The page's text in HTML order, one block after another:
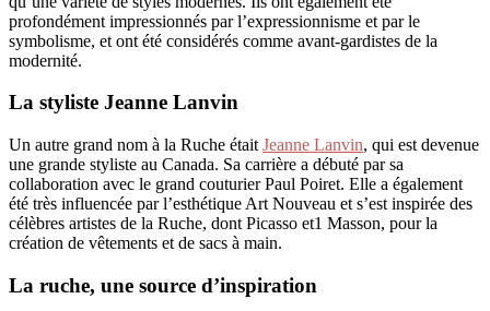
profondément impressionnés par l’expressionnisme et par le
symbolisme, et ont été considérés comme avant-gardistes de la
modernité.
La styliste Jeanne Lanvin
Un autre grand nom à la Ruche était Jeanne Lanvin, qui est devenue
une grande styliste au Canada. Sa carrière a débuté par sa
collaboration avec le grand couturier Paul Poiret. Elle a également
été très influencée par l’esthétique Art Nouveau et s’est inspirée des
célèbres artistes de la Ruche, dont Picasso et1 Masson, pour la
création de vêtements et de sacs à main.
La ruche, une source d’inspiration